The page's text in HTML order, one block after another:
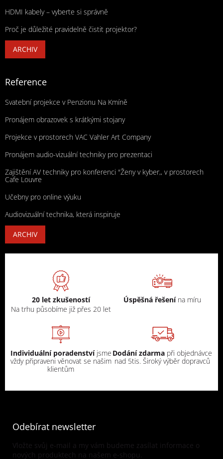
HDMI kabely – vyberte si správně
Proč je důležité pravidelně čistit projektor?
ARCHIV
Reference
Svatební projekce v Penzionu Na Kmíně
Pronájem obrazovek s krátkými stojany
Projekce v prostorech VAC Vahler Art Company
Pronájem audio-vizuální techniky pro prezentaci
Zajištění AV techniky pro konferenci "Ženy v kyber,, v prostorech
Cafe Louvre
Učebny pro online výuku
Audiovizuální technika, která inspiruje
ARCHIV
20 let zkušeností
Na trhu působíme již přes 20 let
Úspěšná řešení na míru
Individuální poradenstvíjsme
vždy připraveni věnovat se našim
klientům
Dodání zdarma při objednávce
nad 5tis. Široký výběr dopravců
Odebírat newsletter
Vložte svůj e-mail a my vám budeme zasílat informace o
nových produktech na našem e-shopu.